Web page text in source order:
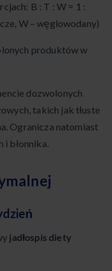
B : T : W = 1 :
W – węglowodany)
produktów w
dozwolonych
takich jak tłuste
Ogranicza natomiast
i błonnika.
jadłospis diety